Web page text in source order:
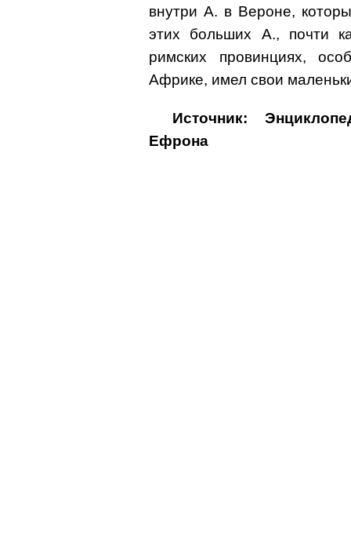
внутри А. в Вероне,
этих больших А., почти
римских провинциях,
Африке, имел свои
Источник:
Ефрона